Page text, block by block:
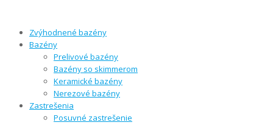
Zvýhodnené bazény
Bazény
Prelivové bazény
Bazény so skimmerom
Keramické bazény
Nerezové bazény
Zastrešenia
Posuvné zastrešenie